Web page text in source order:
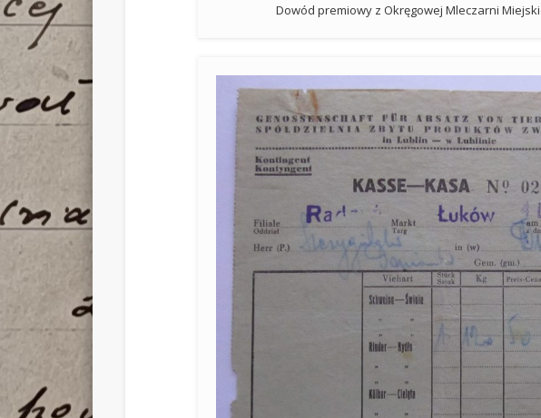
Dowód premiowy z Okręgowej Mleczarni